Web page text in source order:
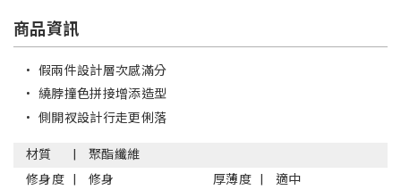
商品資訊
• 假兩件設計層次感滿分
• 繞脖撞色拼接增添造型
• 側開衩設計行走更俐落
材質
聚酯纖維
修身度
修身 厚薄度
適中